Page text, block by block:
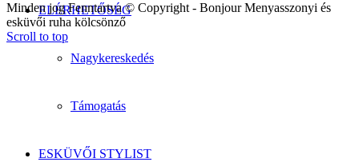
ELÉRHETŐSÉG
Nagykereskedés
Támogatás
ESKÜVŐI STYLIST
Minden jog Fenntartva © Copyright - Bonjour Menyasszonyi és
esküvői ruha kölcsönző
Scroll to top